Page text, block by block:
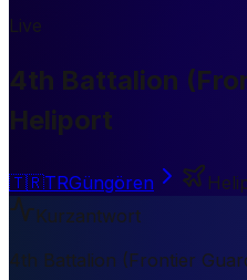
Live
4th Battalion
Heliport
🇹🇷TRGüngören
Kurzantwort
4th Battalion (Frontier